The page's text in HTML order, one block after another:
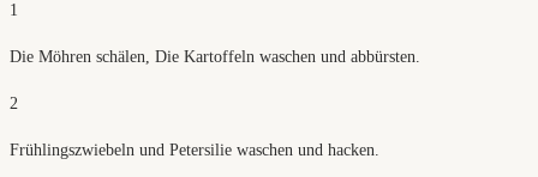
1
Die Möhren schälen, Die Kartoffeln waschen und abbürsten.
2
Frühlingszwiebeln und Petersilie waschen und hacken.